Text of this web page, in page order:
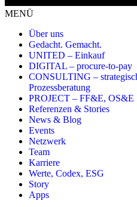
MENÜ
Über uns
Gedacht. Gemacht.
UNITED – Einkauf
DIGITAL – procure-to-pay
CONSULTING –
Prozessberatung
PROJECT – FF&E, OS&E
Referenzen & Stories
News & Blog
Events
Netzwerk
Team
Karriere
Werte, Codex, ESG
Story
Apps